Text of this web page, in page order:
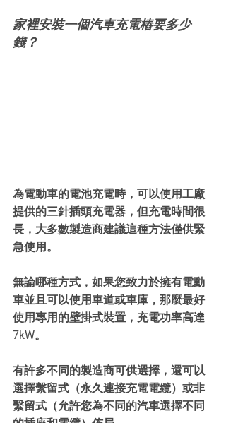
家裡安裝一個汽車充電樁要多少
錢？
為電動車的電池充電時，可以​​使用工廠
提供的三針插頭充電器，但充電時間很
長，大多數製造商建議這種方法僅供緊
急使用。
無論哪種方式，如果您致力於擁有電動
車並且可以使用車道或車庫，那麼最好
使用專用的壁掛式裝置，充電功率高達
7kW。
有許多不同的製造商可供選擇，還可以
選擇繫留式（永久連接充電電纜）或非
繫留式（允許您為不同的汽車選擇不同